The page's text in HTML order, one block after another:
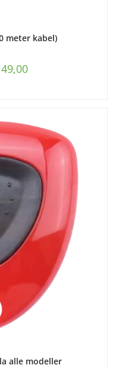
meter kabel)
alle modeller